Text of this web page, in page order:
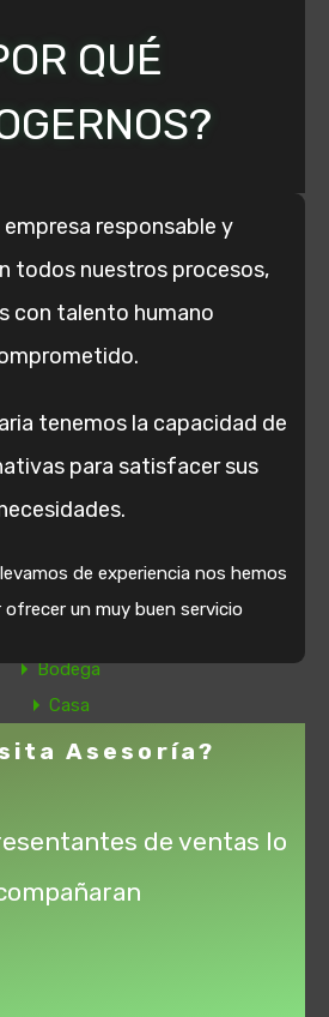
QUÉ
responsable y
todos nuestros procesos,
con talento humano
tenemos la capacidad de
para satisfacer sus
de experiencia nos hemos
un muy buen servicio
Asesoría?
de ventas lo
de privacidad
Contáctenos
Apartamento
Bodega
Casa
Casa Campestre
Lote
Oficina